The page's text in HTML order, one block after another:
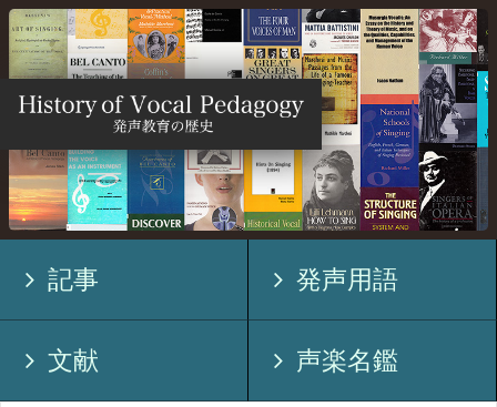
記事 発声用語
文献 声楽名鑑